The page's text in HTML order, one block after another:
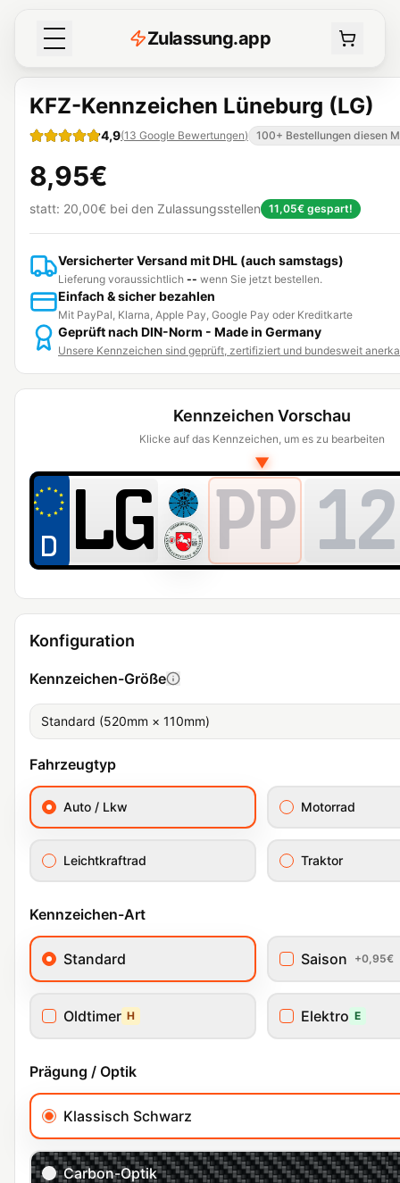
Zulassung.app
KFZ-Kennzeichen Lüneburg (LG)
4,9(13 Google Bewertungen) 100+ Bestellungen diesen
8,95€
statt: 20,00€ bei den Zulassungsstellen 11,05€ gespart!
Versicherter Versand mit DHL (auch samstags)
Lieferung voraussichtlich -- wenn Sie jetzt bestellen.
Einfach & sicher bezahlen
Mit PayPal, Klarna, Apple Pay, Google Pay oder Kreditkarte
Geprüft nach DIN-Norm - Made in Germany
Unsere Kennzeichen sind geprüft, zertifiziert und bundesweit
Konfiguration
Kennzeichen-Größe
Standard (520mm × 110mm)
Fahrzeugtyp
Auto / Lkw Motorrad
Leichtkraftrad Traktor
Kennzeichen-Art
Standard Saison +0,95€
Oldtimer H Elektro E
Prägung / Optik
Klassisch Schwarz
Carbon-Optik
Kennzeichen Vorschau
Klicke auf das Kennzeichen, um es zu bearbeiten
▼
PP